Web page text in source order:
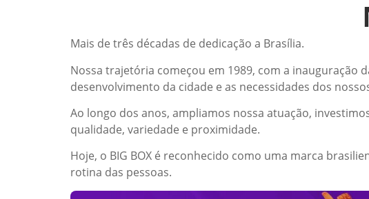
Mais de três décadas de dedicação a Brasília.
Nossa trajetória começou em 1989, com a inauguração
desenvolvimento da cidade e as necessidades dos
Ao longo dos anos, ampliamos nossa atuação,
qualidade, variedade e proximidade.
Hoje, o BIG BOX é reconhecido como uma marca
rotina das pessoas.